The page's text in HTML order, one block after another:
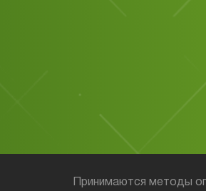
Принимаются методы